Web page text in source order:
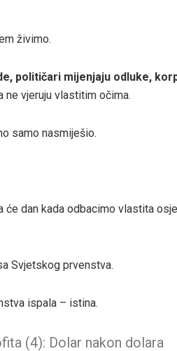
živimo.
političari mijenjaju odluke,
ne vjeruju vlastitim očima.
samo nasmiješio.
će dan kada odbacimo vlastita
Svjetskog prvenstva.
ispala – istina.
(4): Dolar nakon dolara